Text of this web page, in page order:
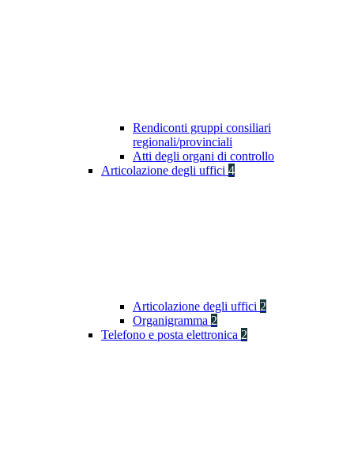
Rendiconti gruppi consiliari
regionali/provinciali
Atti degli organi di controllo
Articolazione degli uffici 4
Articolazione degli uffici 2
Organigramma 2
Telefono e posta elettronica 2